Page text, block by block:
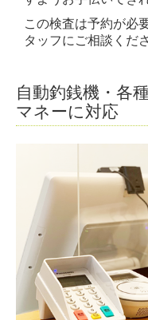
この検査は予約が必
タッフにご相談くだ
自動釣銭機・各
マネーに対応